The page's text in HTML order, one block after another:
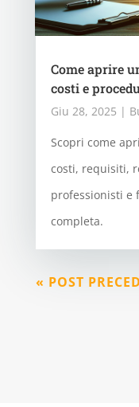
Come aprire
costi e
Giu 28, 2025 |
Scopri come
costi, requisiti,
professionisti e
completa.
« POST